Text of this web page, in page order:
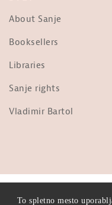
To spletno mesto
About Sanje
Booksellers
Libraries
Sanje rights
Vladimir Bartol
© 2026